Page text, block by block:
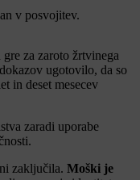
v posvojitev.
za zaroto žrtvinega
ugotovilo, da so
in deset mesecev
zaradi uporabe
zaključila. Moški je